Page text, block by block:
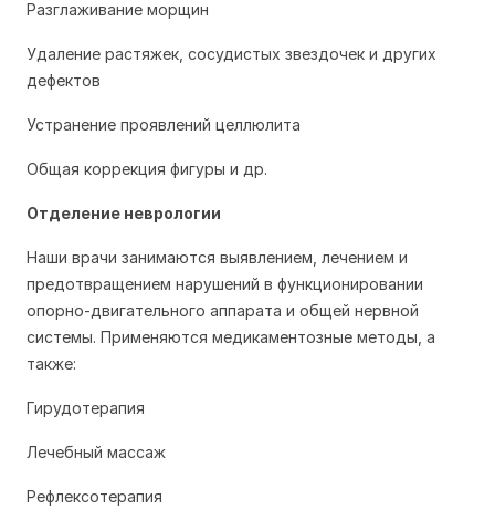
Разглаживание морщин
Удаление растяжек, сосудистых звездочек и других
дефектов
Устранение проявлений целлюлита
Общая коррекция фигуры и др.
Отделение неврологии
Наши врачи занимаются выявлением, лечением и
предотвращением нарушений в функционировании
опорно-двигательного аппарата и общей нервной
системы. Применяются медикаментозные методы, а
также:
Гирудотерапия
Лечебный массаж
Рефлексотерапия